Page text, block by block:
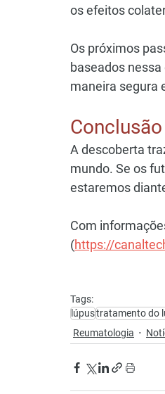
os efeitos
Os próximos
baseados
maneira segura
Conclusão
A descoberta
mundo. Se os
estaremos
Com
(https://
Tags:
lúpustratamento do
Reumatologia